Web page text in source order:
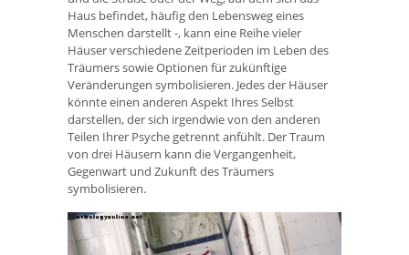
Haus befindet, häufig den Lebensweg eines
Menschen darstellt -, kann eine Reihe vieler
Häuser verschiedene Zeitperioden im Leben des
Träumers sowie Optionen für zukünftige
Veränderungen symbolisieren. Jedes der Häuser
könnte einen anderen Aspekt Ihres Selbst
darstellen, der sich irgendwie von den anderen
Teilen Ihrer Psyche getrennt anfühlt. Der Traum
von drei Häusern kann die Vergangenheit,
Gegenwart und Zukunft des Träumers
symbolisieren.